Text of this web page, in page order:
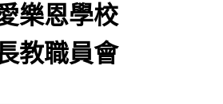
樂恩學校
教職員會